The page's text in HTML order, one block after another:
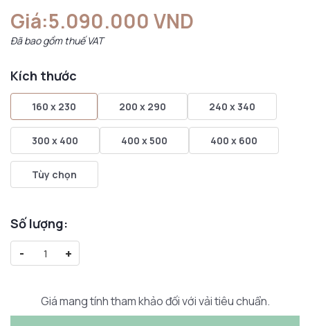
Giá:5.090.000 VND
Đã bao gồm thuế VAT
Kích thước
160 x 230 200 x 290 240 x 340
300 x 400 400 x 500 400 x 600
Tùy chọn
Số lượng:
-
+
Giá mang tính tham khảo đối với vải tiêu chuẩn.